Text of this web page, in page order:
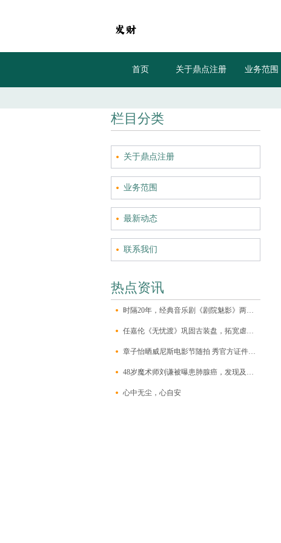
首页 关于鼎点注册 业务范围
栏目分类
关于鼎点注册
业务范围
最新动态
联系我们
热点资讯
时隔20年，经典音乐剧《剧院魅影》两代克里斯汀同台
任嘉伦《无忧渡》巩固古装盘，拓宽虐恋悬疑新戏路
章子怡晒威尼斯电影节随拍 秀官方证件开启评委行程
48岁魔术师刘谦被曝患肺腺癌，发现及时已做手术，有家族遗传史
心中无尘，心自安